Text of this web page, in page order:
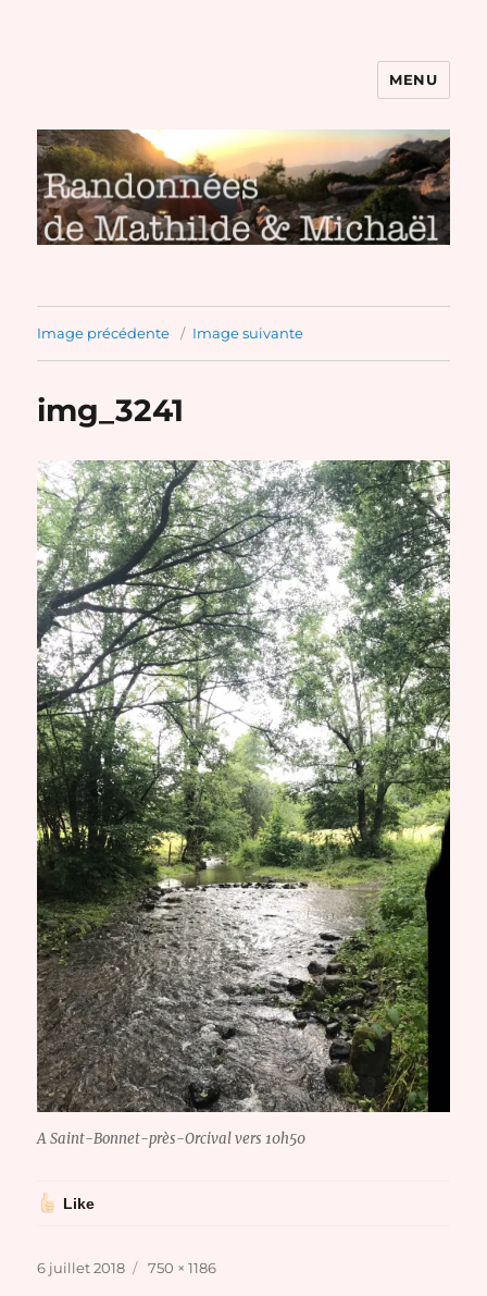
Randonnées de Mathilde et
Michaël
MENU
Image précédente Image suivante
img_3241
A Saint-Bonnet-près-Orcival vers 10h50
Like
Publié
6 juillet 2018
Taille
750 × 1186